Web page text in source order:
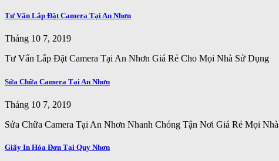
Tư Vấn Lắp Đặt Camera Tại An Nhơn
Tháng 10 7, 2019
Tư Vấn Lắp Đặt Camera Tại An Nhơn Giá Rẻ Cho Mọi Nhà Sử Dụng
Sửa Chữa Camera Tại An Nhơn
Tháng 10 7, 2019
Sửa Chữa Camera Tại An Nhơn Nhanh Chóng Tận Nơi Giá Rẻ Mọi Nhà
Giấy In Hóa Đơn Tại Quy Nhơn